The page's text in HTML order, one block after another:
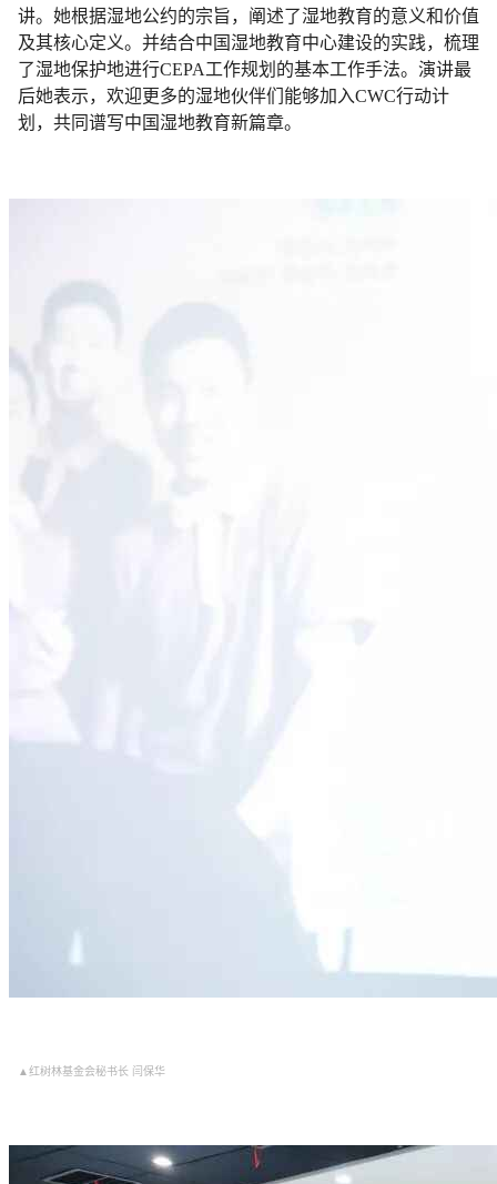
讲。她根据湿地公约的宗旨，阐述了湿地教育的意义和价值
及其核心定义。并结合中国湿地教育中心建设的实践，梳理
了湿地保护地进行CEPA工作规划的基本工作手法。演讲最
后她表示，欢迎更多的湿地伙伴们能够加入CWC行动计
划，共同谱写中国湿地教育新篇章。
▲红树林基金会秘书长 闫保华